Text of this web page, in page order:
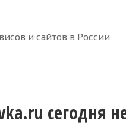
и сайтов в России
сегодня